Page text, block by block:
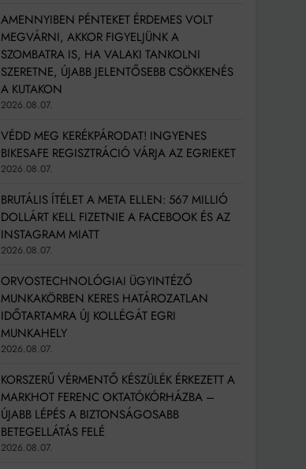
AMENNYIBEN PÉNTEKET ÉRDEMES VOLT
MEGVÁRNI, AKKOR FIGYELJÜNK A
SZOMBATRA IS, HA VALAKI TANKOLNI
SZERETNE, ÚJABB JELENTŐSEBB CSÖKKENÉS
A KUTAKON
2026.08.07.
VÉDD MEG KERÉKPÁRODAT! INGYENES
BIKESAFE REGISZTRÁCIÓ VÁRJA AZ EGRIEKET
2026.08.07.
BRUTÁLIS ÍTÉLET A META ELLEN: 567 MILLIÓ
DOLLÁRT KELL FIZETNIE A FACEBOOK ÉS AZ
INSTAGRAM MIATT
2026.08.07.
ORVOSTECHNOLÓGIAI ÜGYINTÉZŐ
MUNKAKÖRBEN KERES HATÁROZATLAN
IDŐTARTAMRA ÚJ KOLLÉGÁT EGRI
MUNKAHELY
2026.08.07.
KORSZERŰ VÉRMENTŐ KÉSZÜLÉK ÉRKEZETT A
MARKHOT FERENC OKTATÓKÓRHÁZBA –
ÚJABB LÉPÉS A BIZTONSÁGOSABB
BETEGELLÁTÁS FELÉ
2026.08.07.